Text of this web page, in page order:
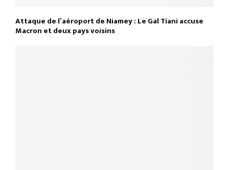
Attaque de l’aéroport de Niamey : Le Gal Tiani accuse
Macron et deux pays voisins